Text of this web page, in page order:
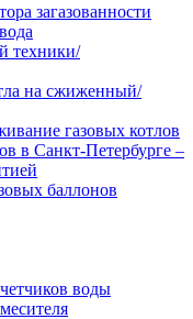
загазованности
техники/
на сжиженный/
газовых котлов
в Санкт-Петербурге –
баллонов
воды